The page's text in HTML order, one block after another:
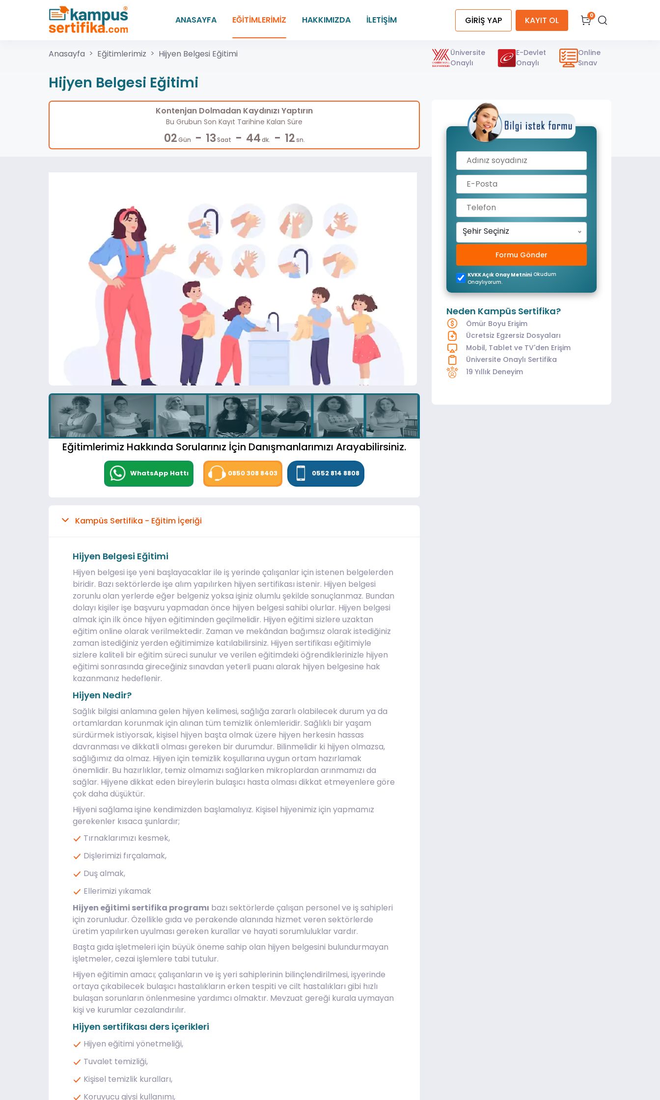
ANASAYFA EĞİTİMLERİMİZ HAKKIMIZDA İLETİŞİM GİRİŞ YAP KAYIT OL 0
Anasayfa Eğitimlerimiz Hijyen Belgesi Eğitimi
Üniversite
Onaylı
E-Devlet
Onaylı
Online
Sınav
Hijyen Belgesi Eğitimi
Kontenjan Dolmadan Kaydınızı Yaptırın
Bu Grubun Son Kayıt Tarihine Kalan Süre
02 Gün - 13 Saat - 44 dk. - 11 sn.
Eğitimlerimiz Hakkında Sorularınız İçin Danışmanlarımızı Arayabilirsiniz.
WhatsApp Hattı 0850 308 8403 0552 814 8808
Kampüs Sertifika - Eğitim İçeriği
Hijyen Belgesi Eğitimi
Hijyen belgesi işe yeni başlayacaklar ile iş yerinde çalışanlar için istenen belgelerden
biridir. Bazı sektörlerde işe alım yapılırken hijyen sertifikası istenir. Hijyen belgesi
zorunlu olan yerlerde eğer belgeniz yoksa işiniz olumlu şekilde sonuçlanmaz. Bundan
dolayı kişiler işe başvuru yapmadan önce hijyen belgesi sahibi olurlar. Hijyen belgesi
almak için ilk önce hijyen eğitiminden geçilmelidir. Hijyen eğitimi sizlere uzaktan
eğitim online olarak verilmektedir. Zaman ve mekândan bağımsız olarak istediğiniz
zaman istediğiniz yerden eğitimimize katılabilirsiniz. Hijyen sertifikası eğitimiyle
sizlere kaliteli bir eğitim süreci sunulur ve verilen eğitimdeki öğrendiklerinizle hijyen
eğitimi sonrasında gireceğiniz sınavdan yeterli puanı alarak hijyen belgesine hak
kazanmanız hedeflenir.
Hijyen Nedir?
Sağlık bilgisi anlamına gelen hijyen kelimesi, sağlığa zararlı olabilecek durum ya da
ortamlardan korunmak için alınan tüm temizlik önlemleridir. Sağlıklı bir yaşam
sürdürmek istiyorsak, kişisel hijyen başta olmak üzere hijyen herkesin hassas
davranması ve dikkatli olması gereken bir durumdur. Bilinmelidir ki hijyen olmazsa,
sağlığımız da olmaz. Hijyen için temizlik koşullarına uygun ortam hazırlamak
önemlidir. Bu hazırlıklar, temiz olmamızı sağlarken mikroplardan arınmamızı da
sağlar. Hijyene dikkat eden bireylerin bulaşıcı hasta olması dikkat etmeyenlere göre
çok daha düşüktür.
Hijyeni sağlama işine kendimizden başlamalıyız. Kişisel hijyenimiz için yapmamız
gerekenler kısaca şunlardır;
Tırnaklarımızı kesmek,
Dişlerimizi fırçalamak,
Duş almak,
Ellerimizi yıkamak
Hijyen eğitimi sertifika programı bazı sektörlerde çalışan personel ve iş sahipleri
için zorunludur. Özellikle gıda ve perakende alanında hizmet veren sektörlerde
üretim yapılırken uyulması gereken kurallar ve hayati sorumluluklar vardır.
Başta gıda işletmeleri için büyük öneme sahip olan hijyen belgesini bulundurmayan
işletmeler, cezai işlemlere tabi tutulur.
Hijyen eğitimin amacı; çalışanların ve iş yeri sahiplerinin bilinçlendirilmesi, işyerinde
ortaya çıkabilecek bulaşıcı hastalıkların erken tespiti ve cilt hastalıkları gibi hızlı
bulaşan sorunların önlenmesine yardımcı olmaktır. Mevzuat gereği kurala uymayan
kişi ve kurumlar cezalandırılır.
Hijyen sertifikası ders içerikleri
Hijyen eğitimi yönetmeliği,
Tuvalet temizliği,
Kişisel temizlik kuralları,
Koruyucu giysi kullanımı,
Şehir Seçiniz
Formu Gönder
KVKK Açık Onay Metnini Okudum
Onaylıyorum.
Neden Kampüs Sertifika?
Ömür Boyu Erişim
Ücretsiz Egzersiz Dosyaları
Mobil, Tablet ve TV'den Erişim
Üniversite Onaylı Sertifika
19 Yıllık Deneyim